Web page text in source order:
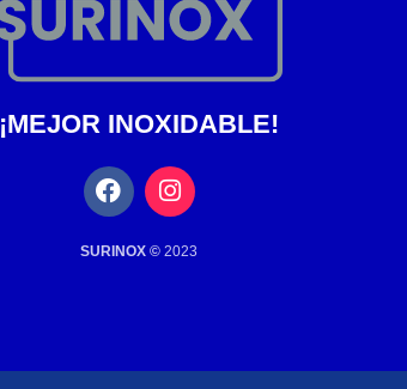
¡MEJOR INOXIDABLE!
SURINOX © 2023